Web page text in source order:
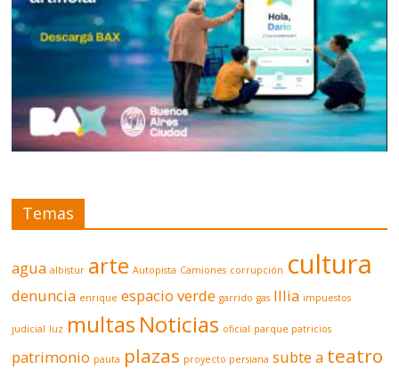
Temas
agua albistur arte Autopista Camiones corrupción cultura
denuncia enrique espacio verde garrido gas Illia impuestos
judicial luz multas Noticias oficial parque patricios
patrimonio pauta plazas proyecto persiana subte a teatro